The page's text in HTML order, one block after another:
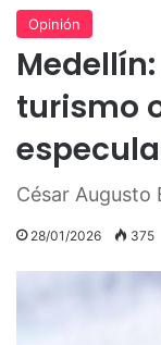
Opinión
turismo
César Augusto
28/01/2026 375